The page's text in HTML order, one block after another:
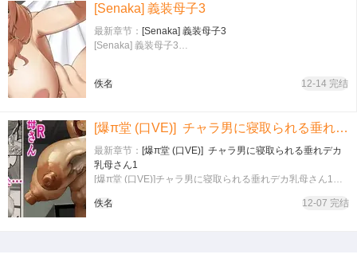
[Senaka] 義装母子3
最新章节： [Senaka] 義装母子3
[Senaka] 義装母子3…
佚名 12-14 完结
[爆π堂 (口VE)] チャラ男に寝取られる垂れデカ乳母さん1
最新章节： [爆π堂 (口VE)] チャラ男に寝取られる垂れデカ
乳母さん1
[爆π堂 (口VE)]チャラ男に寝取られる垂れデカ乳母さん1…
佚名 12-07 完结